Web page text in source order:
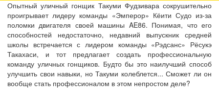
Опытный уличный гонщик Такуми Фудзивара сокрушительно
проигрывает лидеру команды «Эмперор» Кёити Судо из-за
поломки двигателя своей машины AE86. Понимая, что его
способностей недостаточно, недавний выпускник средней
школы встречается с лидером команды «Рэдсанс» Рёсукэ
Такахаси, и тот предлагает создать профессиональную
команду уличных гонщиков. Будто бы это наилучший способ
улучшить свои навыки, но Такуми колеблется... Сможет ли он
вообще стать профессионалом в этом непростом деле?